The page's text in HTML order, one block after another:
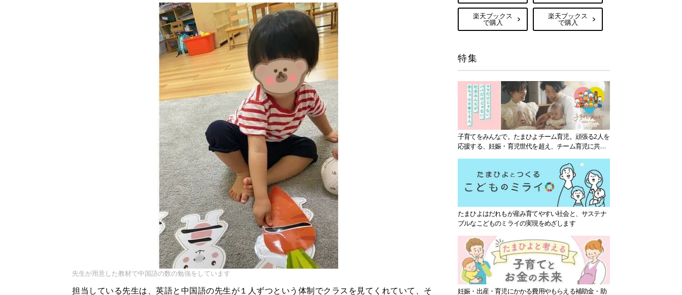
先生が用意した教材で中国語の数の勉強をしています
担当している先生は、英語と中国語の先生が１人ずつという体制でクラスを見てくれていて、そ
楽天ブックス
で購入
楽天ブックス
で購入
特集
子育てをみんなで。たまひよチーム育児。頑張る2人を
応援する、妊娠・育児世代を超え、チーム育児に共感
たまひよはだれもが産み育てやすい社会と、サステナ
ブルなこどものミライの実現をめざします
妊娠・出産・育児にかかる費用やもらえる補助金・助